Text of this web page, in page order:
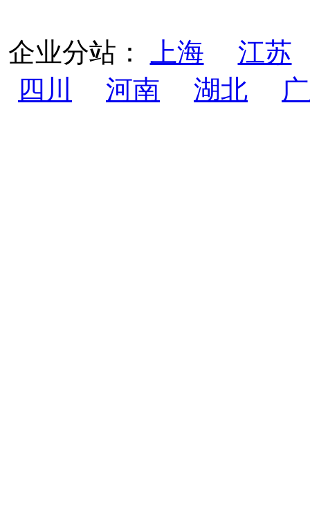
企业分站： 上海
江苏
四川
河南 湖北